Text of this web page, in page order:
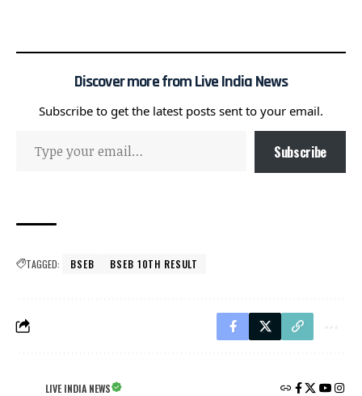
Discover more from Live India News
Subscribe to get the latest posts sent to your email.
Subscribe
TAGGED: BSEB BSEB 10TH RESULT
LIVE INDIA NEWS